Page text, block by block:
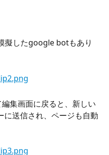
擬したgoogle botもあり
集画面に戻ると、新しい
に送信され、ページも自動